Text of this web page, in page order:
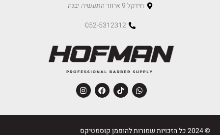
חידקל 9 איזור התעשיה יבנה
052-5312312
© 2024 כל הזכויות שמורות להופמן קוסמטיקס